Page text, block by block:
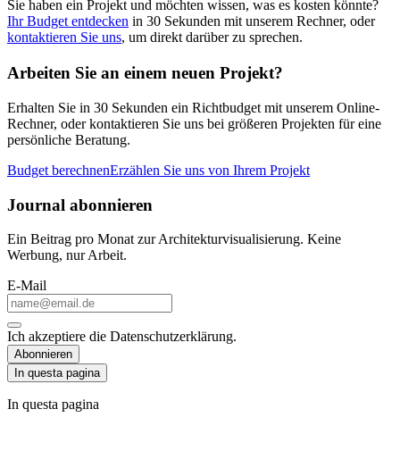
Sie haben ein Projekt und möchten wissen, was es kosten könnte?
Ihr Budget entdecken in 30 Sekunden mit unserem Rechner, oder
kontaktieren Sie uns, um direkt darüber zu sprechen.
Arbeiten Sie an einem neuen Projekt?
Erhalten Sie in 30 Sekunden ein Richtbudget mit unserem Online-
Rechner, oder kontaktieren Sie uns bei größeren Projekten für eine
persönliche Beratung.
Budget berechnenErzählen Sie uns von Ihrem Projekt
Journal abonnieren
Ein Beitrag pro Monat zur Architekturvisualisierung. Keine
Werbung, nur Arbeit.
E-Mail
Ich akzeptiere die Datenschutzerklärung.
Abonnieren
In questa pagina
In questa pagina